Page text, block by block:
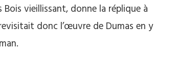
vieillissant, donne la réplique à
donc l’œuvre de Dumas en y